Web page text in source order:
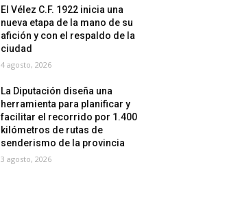
El Vélez C.F. 1922 inicia una
nueva etapa de la mano de su
afición y con el respaldo de la
ciudad
4 agosto, 2026
La Diputación diseña una
herramienta para planificar y
facilitar el recorrido por 1.400
kilómetros de rutas de
senderismo de la provincia
3 agosto, 2026